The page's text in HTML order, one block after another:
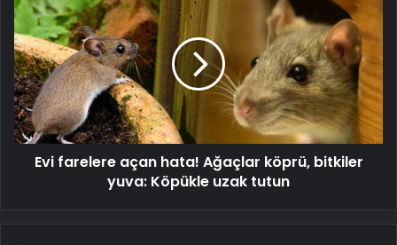
farelere
açan
hata!
Ağaçlar
köprü,
bitkiler
yuva:
Köpükle
uzakEvi farelere açan hata! Ağaçlar köprü, bitkiler
yuva: Köpükle uzak tutun